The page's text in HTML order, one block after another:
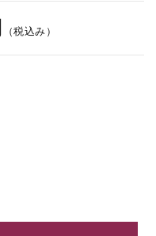
（税込み）